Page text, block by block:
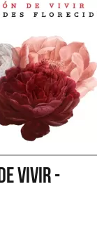
VIVIR -